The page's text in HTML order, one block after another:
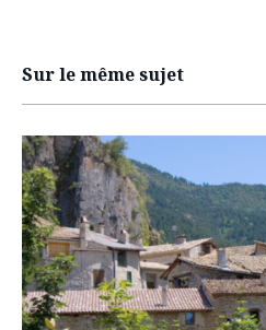
Sur le même sujet